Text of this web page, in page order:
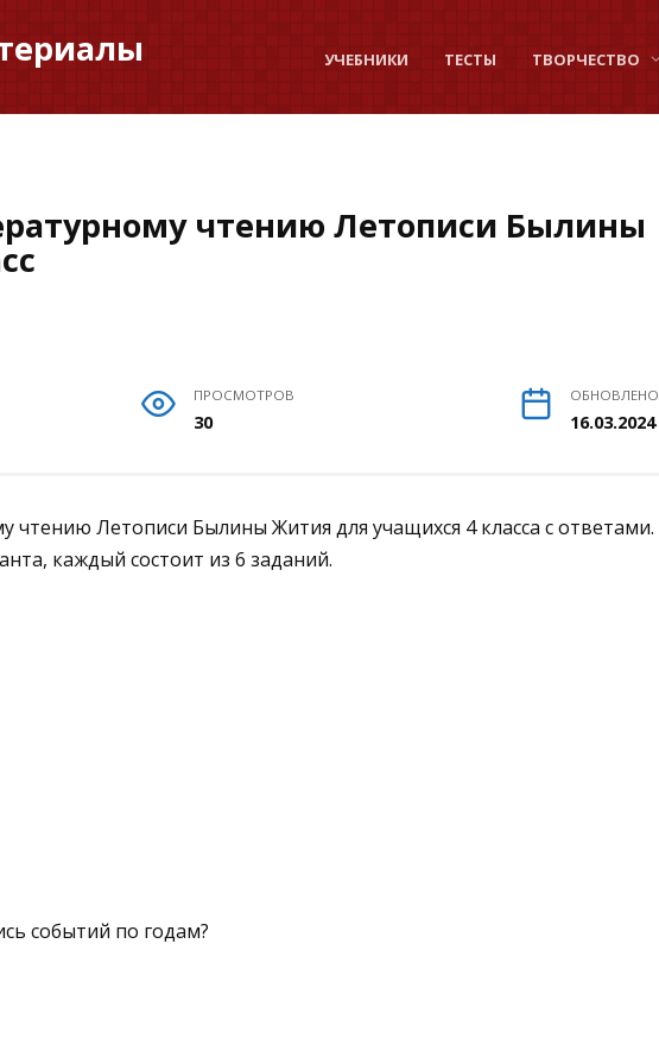
УЧЕБНИКИ ТЕСТЫ ТВОРЧЕСТВО
чтению Летописи Былины
ПРОСМОТРОВ
30
ОБНОВЛЕНО
16.03.2024
чтению Летописи Былины Жития для учащихся 4 класса с ответами.
каждый состоит из 6 заданий.
событий по годам?